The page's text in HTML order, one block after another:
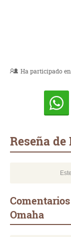
Ha participado
Reseña
Omaha